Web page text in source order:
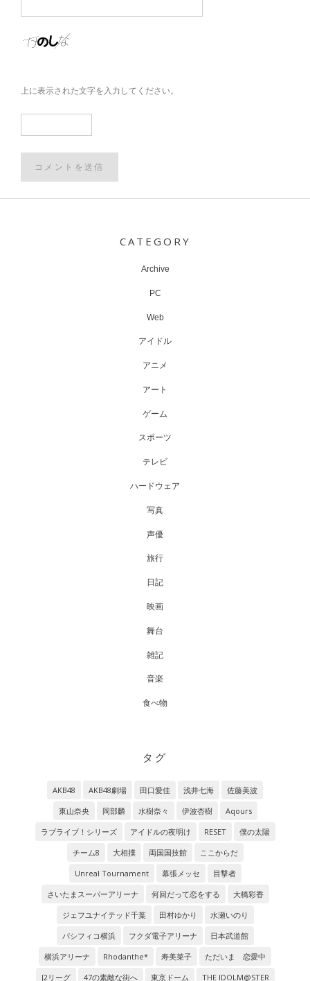
上に表示された文字を入力してください。
CATEGORY
Archive
PC
Web
アイドル
アニメ
アート
ゲーム
スポーツ
テレビ
ハードウェア
写真
声優
旅行
日記
映画
舞台
雑記
音楽
食べ物
タグ
AKB48 AKB48劇場 田口愛佳 浅井七海
佐藤美波
東山奈央
岡部麟 水樹奈々 伊波杏樹
Aqours
ラブライブ！シリーズ
アイドルの夜明け RESET
僕の太陽
チーム8
大相撲 両国国技館
ここからだ
Unreal Tournament
幕張メッセ
目撃者
さいたまスーパーアリーナ
何回だって恋をする
大橋彩香
ジェフユナイテッド千葉
田村ゆかり
水瀬いのり
パシフィコ横浜
フクダ電子アリーナ
日本武道館
横浜アリーナ
Rhodanthe* 寿美菜子
ただいま 恋愛中
J2リーグ
47の素敵な街へ 東京ドーム THE IDOLM@STER